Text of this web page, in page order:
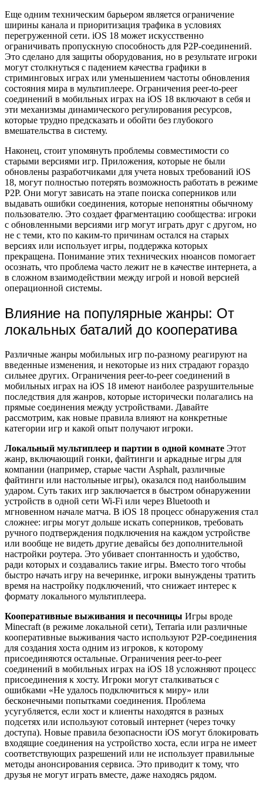
Еще одним техническим барьером является ограничение
ширины канала и приоритизация трафика в условиях
перегруженной сети. iOS 18 может искусственно
ограничивать пропускную способность для P2P-соединений.
Это сделано для защиты оборудования, но в результате игроки
могут столкнуться с падением качества графики в
стриминговых играх или уменьшением частоты обновления
состояния мира в мультиплеере. Ограничения peer-to-peer
соединений в мобильных играх на iOS 18 включают в себя и
эти механизмы динамического регулирования ресурсов,
которые трудно предсказать и обойти без глубокого
вмешательства в систему.
Наконец, стоит упомянуть проблемы совместимости со
старыми версиями игр. Приложения, которые не были
обновлены разработчиками для учета новых требований iOS
18, могут полностью потерять возможность работать в режиме
P2P. Они могут зависать на этапе поиска соперников или
выдавать ошибки соединения, которые непонятны обычному
пользователю. Это создает фрагментацию сообщества: игроки
с обновленными версиями игр могут играть друг с другом, но
не с теми, кто по каким-то причинам остался на старых
версиях или использует игры, поддержка которых
прекращена. Понимание этих технических нюансов помогает
осознать, что проблема часто лежит не в качестве интернета, а
в сложном взаимодействии между игрой и новой версией
операционной системы.
Влияние на популярные жанры: От
локальных баталий до кооператива
Различные жанры мобильных игр по-разному реагируют на
введенные изменения, и некоторые из них страдают гораздо
сильнее других. Ограничения peer-to-peer соединений в
мобильных играх на iOS 18 имеют наиболее разрушительные
последствия для жанров, которые исторически полагались на
прямые соединения между устройствами. Давайте
рассмотрим, как новые правила влияют на конкретные
категории игр и какой опыт получают игроки.
Локальный мультиплеер и партии в одной комнате Этот
жанр, включающий гонки, файтинги и аркадные игры для
компании (например, старые части Asphalt, различные
файтинги или настольные игры), оказался под наибольшим
ударом. Суть таких игр заключается в быстром обнаружении
устройств в одной сети Wi-Fi или через Bluetooth и
мгновенном начале матча. В iOS 18 процесс обнаружения стал
сложнее: игры могут дольше искать соперников, требовать
ручного подтверждения подключения на каждом устройстве
или вообще не видеть другие девайсы без дополнительной
настройки роутера. Это убивает спонтанность и удобство,
ради которых и создавались такие игры. Вместо того чтобы
быстро начать игру на вечеринке, игроки вынуждены тратить
время на настройку подключений, что снижает интерес к
формату локального мультиплеера.
Кооперативные выживания и песочницы Игры вроде
Minecraft (в режиме локальной сети), Terraria или различные
кооперативные выживания часто используют P2P-соединения
для создания хоста одним из игроков, к которому
присоединяются остальные. Ограничения peer-to-peer
соединений в мобильных играх на iOS 18 усложняют процесс
присоединения к хосту. Игроки могут сталкиваться с
ошибками «Не удалось подключиться к миру» или
бесконечными попытками соединения. Проблема
усугубляется, если хост и клиенты находятся в разных
подсетях или используют сотовый интернет (через точку
доступа). Новые правила безопасности iOS могут блокировать
входящие соединения на устройство хоста, если игра не имеет
соответствующих разрешений или не использует правильные
методы анонсирования сервиса. Это приводит к тому, что
друзья не могут играть вместе, даже находясь рядом.